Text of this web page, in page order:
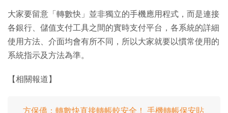
大家要留意「轉數快」並非獨立的手機應用程式，而是連接
各銀行、儲值支付工具之間的實時支付平台，各系統的詳細
使用方法、介面均會有所不同，所以大家就要以慣常使用的
系統指示及方法為準。
【相關報道】
方保僑：轉數快直接轉帳較安全！ 手機轉帳保安貼